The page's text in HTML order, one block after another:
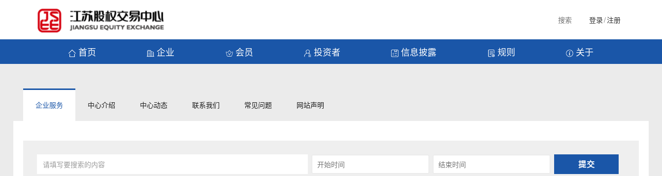
搜索 登录/注册
首页 企业 会员 投资者 信息披露 规则 关于
企业服务 中心介绍 中心动态 联系我们 常见问题 网站声明
提交